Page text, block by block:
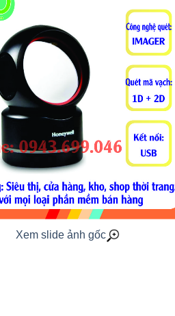
Xem slide ảnh gốc